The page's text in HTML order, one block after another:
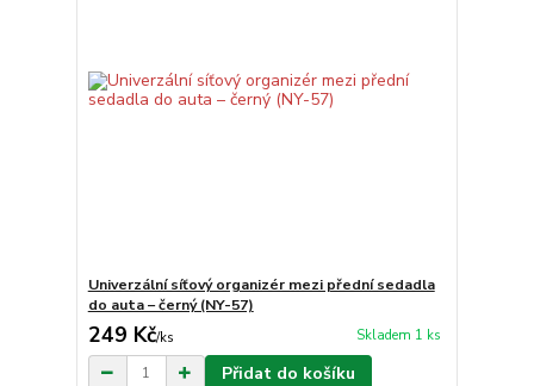
Univerzální síťový organizér mezi přední sedadla
do auta – černý (NY-57)
249 Kč/ks Skladem 1 ks
Přidat do košíku